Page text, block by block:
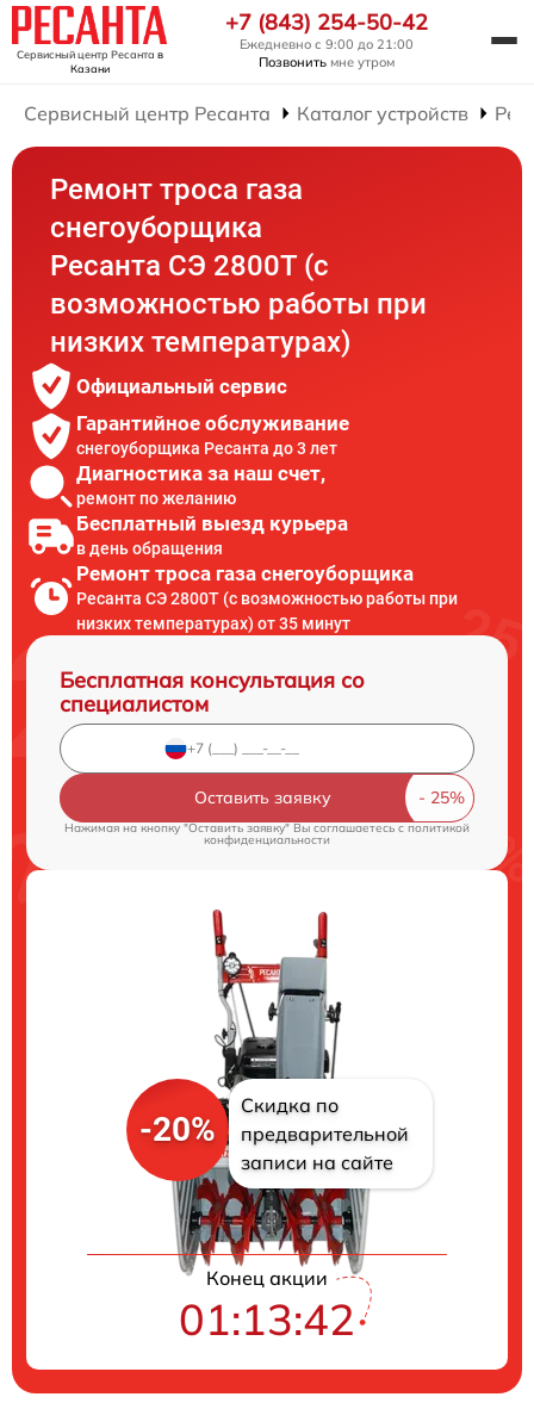
Сервисный центр Ресанта в
Казани
+7 (843) 254-50-42
Ежедневно с 9:00 до 21:00
Позвонить мне утром
Сервисный центр Ресанта Каталог устройств
Ремонт троса газа
снегоуборщика
Ресанта СЭ 2800Т (с
возможностью работы при
низких температурах)
Официальный сервис
Гарантийное обслуживание
снегоуборщика Ресанта до 3 лет
Диагностика за наш счет,
ремонт по желанию
Бесплатный выезд курьера
в день обращения
Ремонт троса газа снегоуборщика
Ресанта СЭ 2800Т (с возможностью работы при
низких температурах) от 35 минут
Бесплатная консультация со
специалистом
Оставить заявку
Нажимая на кнопку "Оставить заявку" Вы соглашаетесь cполитикой
конфиденциальности
-20%
Скидка по
предварительной
записи на сайте
Конец акции
01:13:41